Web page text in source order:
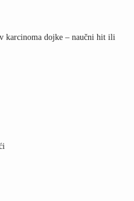
karcinoma dojke – naučni hit ili